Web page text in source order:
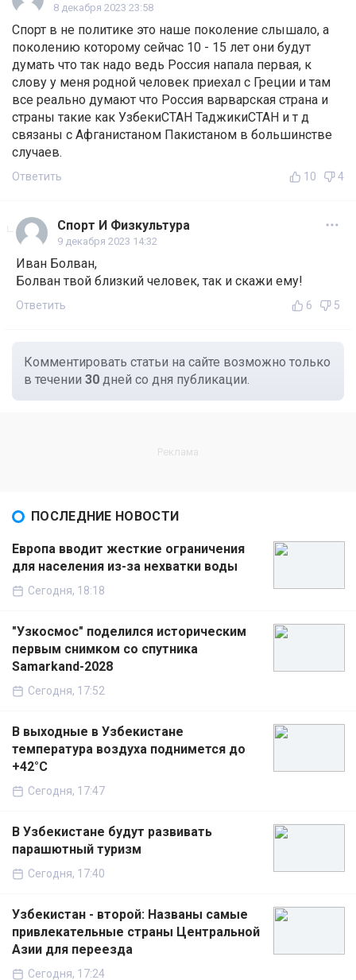
8 декабря 2023 23:58
Спорт в не политике это наше поколение слышало, а
поколению которому сейчас 10 - 15 лет они будут
думать что так надо ведь Россия напала первая, к
слову у меня родной человек приехал с Греции и там
все реально думают что Россия варварская страна и
страны такие как УзбекиСТАН ТаджикиСТАН и т д
связаны с Афганистаном Пакистаном в большинстве
случаев.
Ответить 10 4
Спорт И Физкультура
9 декабря 2023 14:32
Иван Болван,
Болван твой близкий человек, так и скажи ему!
Ответить 6 5
Комментировать статьи на сайте возможно только
в течении 30 дней со дня публикации.
ПОСЛЕДНИЕ НОВОСТИ
Европа вводит жесткие ограничения
для населения из-за нехватки воды
Сегодня, 18:18
"Узкосмос" поделился историческим
первым снимком со спутника
Samarkand-2028
Сегодня, 17:52
В выходные в Узбекистане
температура воздуха поднимется до
+42°C
Сегодня, 17:47
В Узбекистане будут развивать
парашютный туризм
Сегодня, 17:40
Узбекистан - второй: Названы самые
привлекательные страны Центральной
Азии для переезда
Сегодня, 17:24